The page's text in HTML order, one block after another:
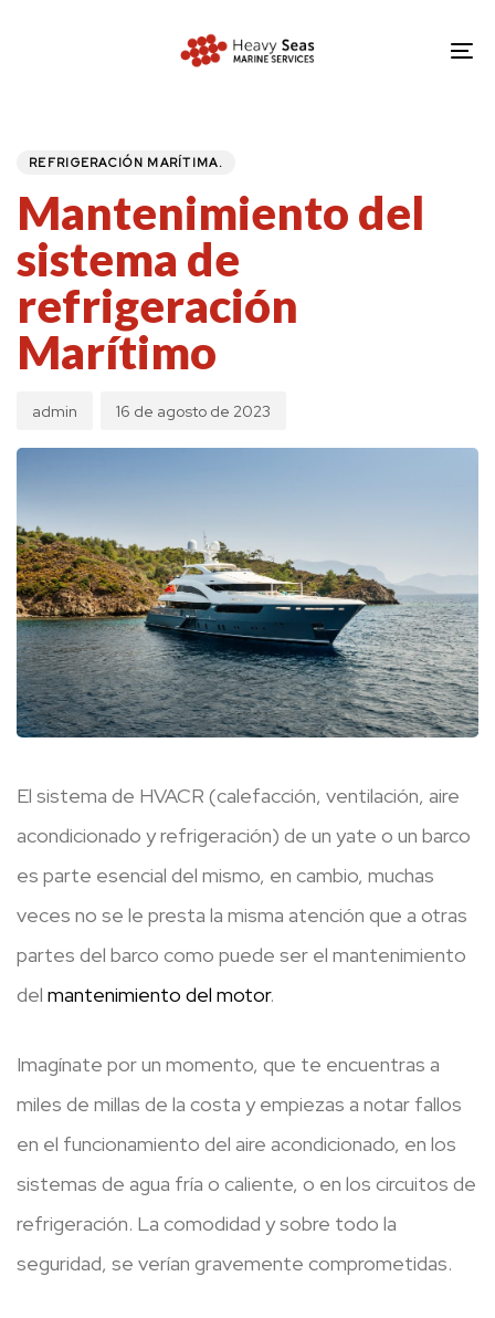
content
REFRIGERACIÓN MARÍTIMA.
Mantenimiento del
sistema de
refrigeración
Marítimo
admin 16 de agosto de 2023
El sistema de HVACR (calefacción, ventilación, aire
acondicionado y refrigeración) de un yate o un barco
es parte esencial del mismo, en cambio, muchas
veces no se le presta la misma atención que a otras
partes del barco como puede ser el mantenimiento
del mantenimiento del motor.
Imagínate por un momento, que te encuentras a
miles de millas de la costa y empiezas a notar fallos
en el funcionamiento del aire acondicionado, en los
sistemas de agua fría o caliente, o en los circuitos de
refrigeración. La comodidad y sobre todo la
seguridad, se verían gravemente comprometidas.